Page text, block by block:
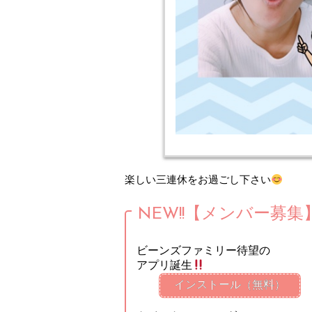
楽しい三連休をお過ごし下さい
NEW!!【メンバー募集
ビーンズファミリー待望の
アプリ誕生
インストール（無料）